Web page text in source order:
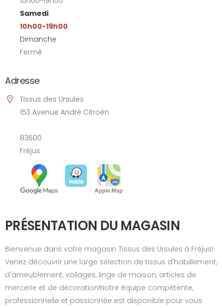
Samedi
10h00-19h00
Dimanche
Fermé
Adresse
Tissus des Ursules
153 Avenue André Citroën
83600
Fréjus
PRÉSENTATION DU MAGASIN
Bienvenue dans votre magasin Tissus des Ursules à Fréjus!
Venez découvrir une large sélection de tissus d'habillement,
d'ameublement, voilages, linge de maison, articles de
mercerie et de décoration!Notre équipe compétente,
professionnelle et passionnée est disponible pour vous